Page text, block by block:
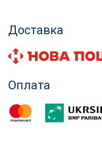
Килими кам'яні
Доставка
Оплата